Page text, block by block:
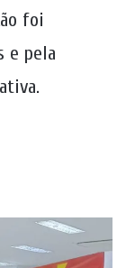
foi
e pela